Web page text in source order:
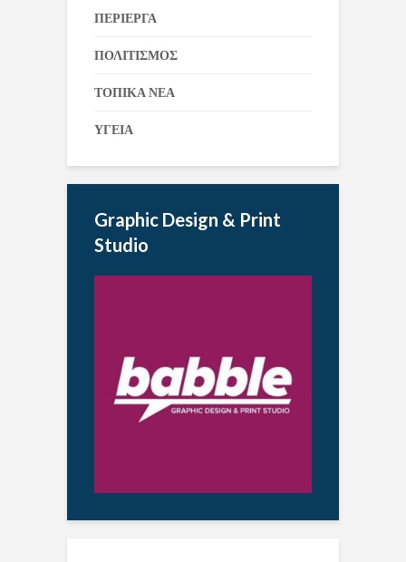
ΠΕΡΙΕΡΓΑ
ΠΟΛΙΤΙΣΜΟΣ
ΤΟΠΙΚΑ ΝΕΑ
ΥΓΕΙΑ
Graphic Design & Print
Studio